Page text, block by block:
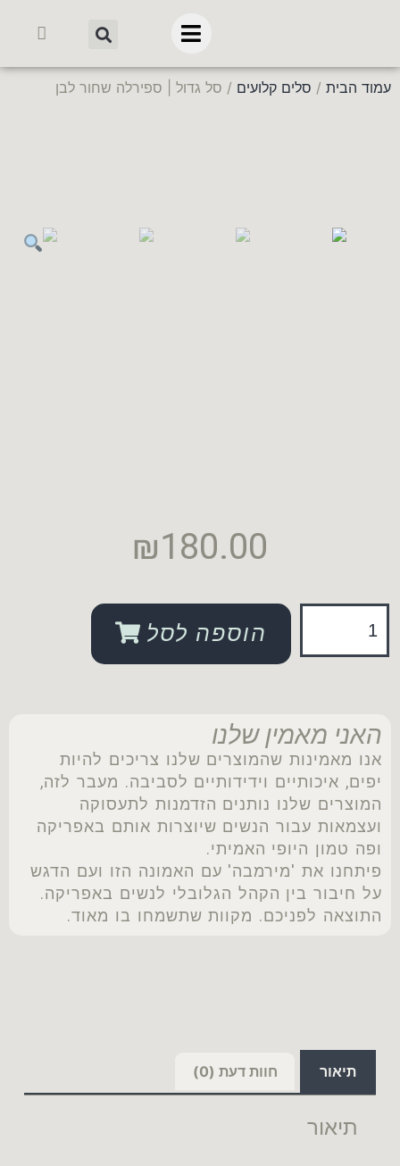
עמוד הבית / סלים קלועים / סל גדול | ספירלה שחור לבן
₪180.00
הוספה לסל
האני מאמין שלנו
אנו מאמינות שהמוצרים שלנו צריכים להיות
יפים, איכותיים וידידותיים לסביבה. מעבר לזה,
המוצרים שלנו נותנים הזדמנות לתעסוקה
ועצמאות עבור הנשים שיוצרות אותם באפריקה
ופה טמון היופי האמיתי.
פיתחנו את 'מירמבה' עם האמונה הזו ועם הדגש
על חיבור בין הקהל הגלובלי לנשים באפריקה.
התוצאה לפניכם. מקוות שתשמחו בו מאוד.
תיאור חוות דעת (0)
תיאור